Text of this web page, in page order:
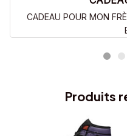
CADEAU POUR MON
Produits